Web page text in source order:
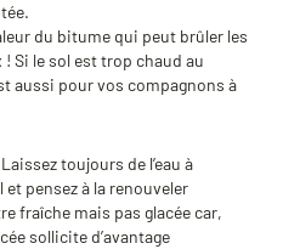
du bitume qui peut brûler les
Si le sol est trop chaud au
aussi pour vos compagnons à
Laissez toujours de l’eau à
pensez à la renouveler
fraîche mais pas glacée car,
sollicite d’avantage